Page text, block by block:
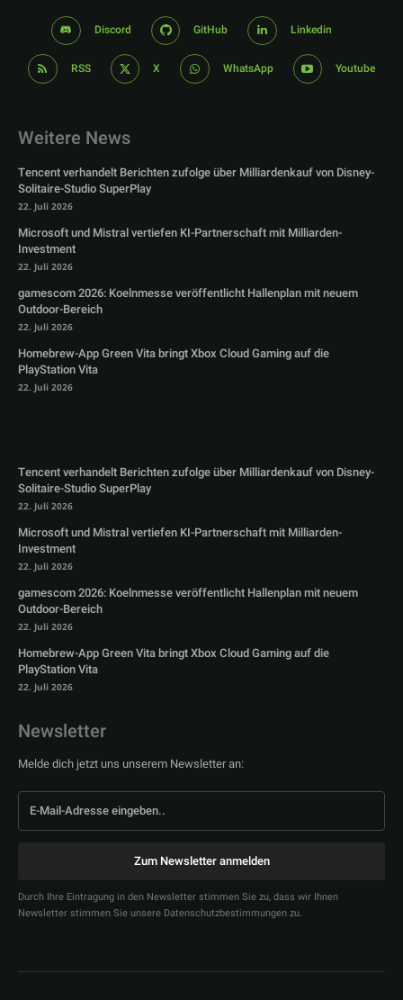
Discord GitHub Linkedin
RSS X WhatsApp Youtube
Weitere News
Tencent verhandelt Berichten zufolge über Milliardenkauf von Disney-
Solitaire-Studio SuperPlay
22. Juli 2026
Microsoft und Mistral vertiefen KI-Partnerschaft mit Milliarden-
Investment
22. Juli 2026
gamescom 2026: Koelnmesse veröffentlicht Hallenplan mit neuem
Outdoor-Bereich
22. Juli 2026
Homebrew-App Green Vita bringt Xbox Cloud Gaming auf die
PlayStation Vita
22. Juli 2026
Tencent verhandelt Berichten zufolge über Milliardenkauf von Disney-
Solitaire-Studio SuperPlay
22. Juli 2026
Microsoft und Mistral vertiefen KI-Partnerschaft mit Milliarden-
Investment
22. Juli 2026
gamescom 2026: Koelnmesse veröffentlicht Hallenplan mit neuem
Outdoor-Bereich
22. Juli 2026
Homebrew-App Green Vita bringt Xbox Cloud Gaming auf die
PlayStation Vita
22. Juli 2026
Newsletter
Melde dich jetzt uns unserem Newsletter an:
Zum Newsletter anmelden
Durch Ihre Eintragung in den Newsletter stimmen Sie zu, dass wir Ihnen
Newsletter stimmen Sie unsere Datenschutzbestimmungen zu.